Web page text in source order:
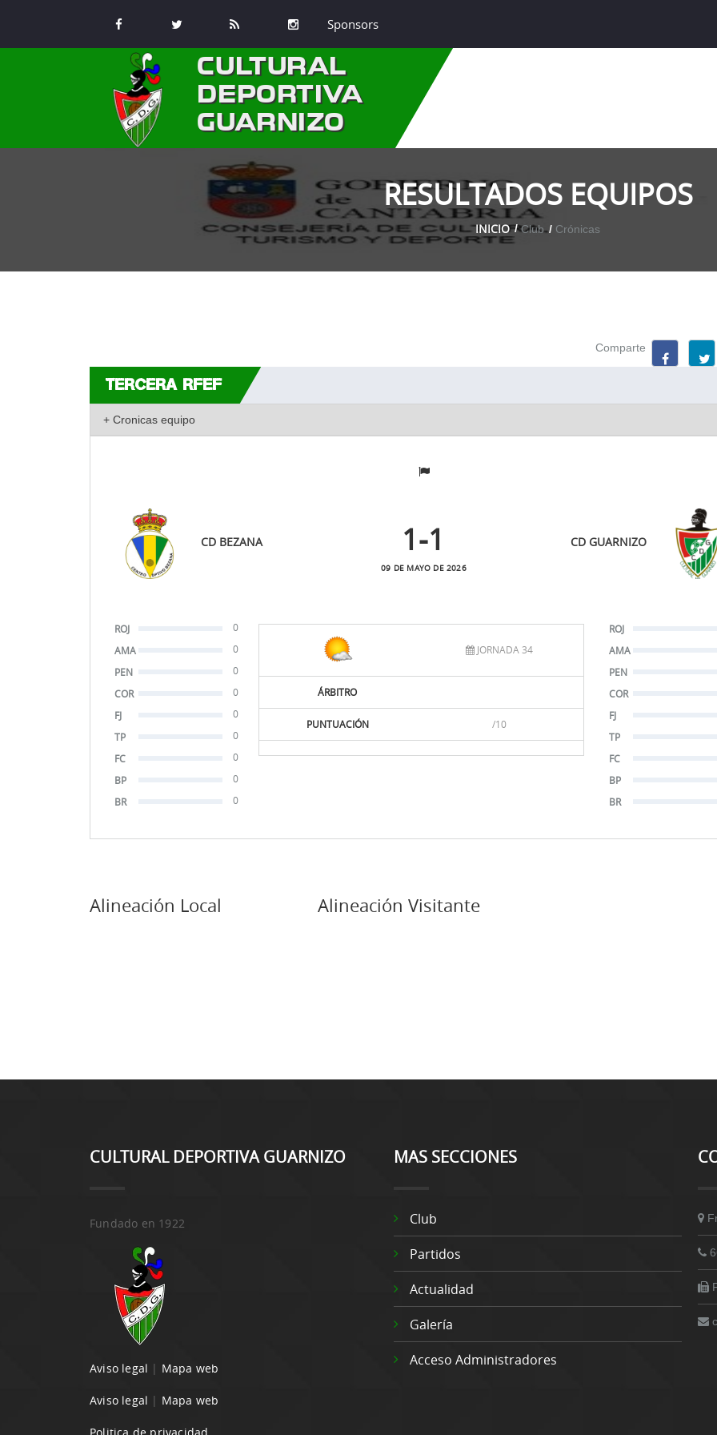
Sponsors
CULTURAL
DEPORTIVA
GUARNIZO
RESULTADOS EQUIPOS
INICIO Club Crónicas
Comparte
TERCERA RFEF
CD BEZANA 1-1
09 DE MAYO DE 2026
CD GUARNIZO
ROJ
0
AMA
0
PEN
0
COR
0
FJ
0
TP
0
FC
0
BP
0
BR
0
JORNADA 34
ÁRBITRO
PUNTUACIÓN /10
ROJ
AMA
PEN
COR
FJ
TP
FC
BP
BR
Alineación Local Alineación Visitante
CULTURAL DEPORTIVA GUARNIZO
Fundado en 1922
Aviso legal | Mapa web
Aviso legal | Mapa web
MAS SECCIONES
Club
Partidos
Actualidad
Galería
Acceso Administradores